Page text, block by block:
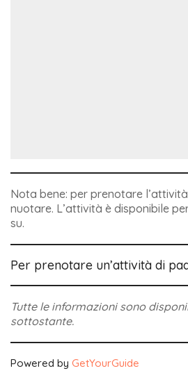
Nota bene: per prenotare
nuotare. L’attività è disponibile
su.
Per prenotare un’attività di
Tutte le informazioni sono
sottostante.
Powered by GetYourGuide